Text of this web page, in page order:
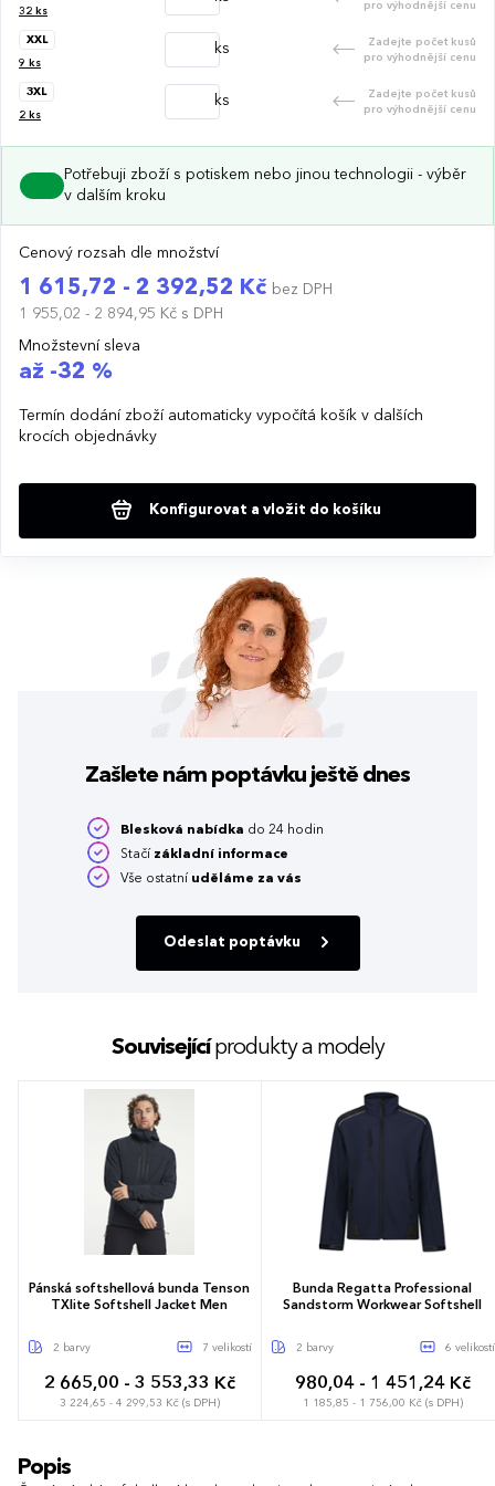
32 ks
pro výhodnější cenu
XXL
9 ks
ks
Zadejte počet kusů
pro výhodnější cenu
3XL
2 ks
ks
Zadejte počet kusů
pro výhodnější cenu
Potřebuji zboží s potiskem nebo jinou technologii - výběr
v dalším kroku
Cenový rozsah dle množství
1 615,72 - 2 392,52 Kč bez DPH
1 955,02 - 2 894,95 Kč s DPH
Množstevní sleva
až -32 %
Termín dodání zboží automaticky vypočítá košík v dalších
krocích objednávky
Konfigurovat a vložit do košíku
Zašlete nám poptávku ještě dnes
Blesková nabídka do 24 hodin
Stačí základní informace
Vše ostatní uděláme za vás
Odeslat poptávku
Souvisejícíprodukty a modely
Pánská softshellová bunda Tenson
TXlite Softshell Jacket Men
2 barvy 7 velikostí
2 665,00 - 3 553,33 Kč
3 224,65 - 4 299,53 Kč (s DPH)
S
4XL
Bunda Regatta Professional
Sandstorm Workwear Softshell
2 barvy 6 velikostí
980,04 - 1 451,24 Kč
1 185,85 - 1 756,00 Kč (s DPH)
Popis